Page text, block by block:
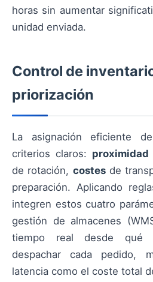
horas sin aumentar
unidad enviada.
Control de
priorización
La asignación eficiente
criterios claros: proximidad
de rotación, costesde
preparación. Aplicando
integren estos cuatro
gestión de almacenes
tiempo real desde qué
despachar cada pedido,
latencia como el coste total